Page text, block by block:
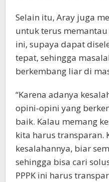
Selain itu, Aray juga
untuk terus
ini, supaya dapat
tepat, sehingga
berkembang liar di
“Karena adanya
opini-opini yang
baik. Kalau memang
kita harus transparan.
kesalahannya, biar
sehingga bisa cari
PPPK ini harus